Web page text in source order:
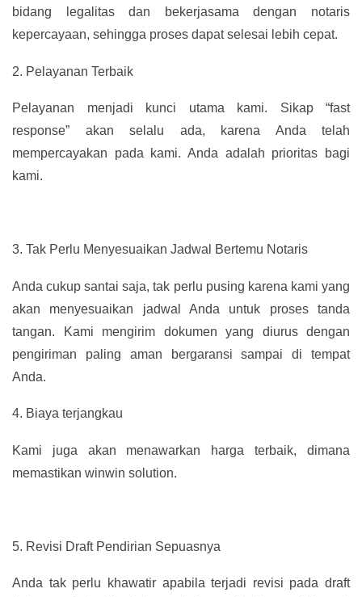
bidang legalitas dan bekerjasama dengan notaris
kepercayaan, sehingga proses dapat selesai lebih cepat.
2. Pelayanan Terbaik
Pelayanan menjadi kunci utama kami. Sikap “fast
response” akan selalu ada, karena Anda telah
mempercayakan pada kami. Anda adalah prioritas bagi
kami.
3. Tak Perlu Menyesuaikan Jadwal Bertemu Notaris
Anda cukup santai saja, tak perlu pusing karena kami yang
akan menyesuaikan jadwal Anda untuk proses tanda
tangan. Kami mengirim dokumen yang diurus dengan
pengiriman paling aman bergaransi sampai di tempat
Anda.
4. Biaya terjangkau
Kami juga akan menawarkan harga terbaik, dimana
memastikan winwin solution.
5. Revisi Draft Pendirian Sepuasnya
Anda tak perlu khawatir apabila terjadi revisi pada draft